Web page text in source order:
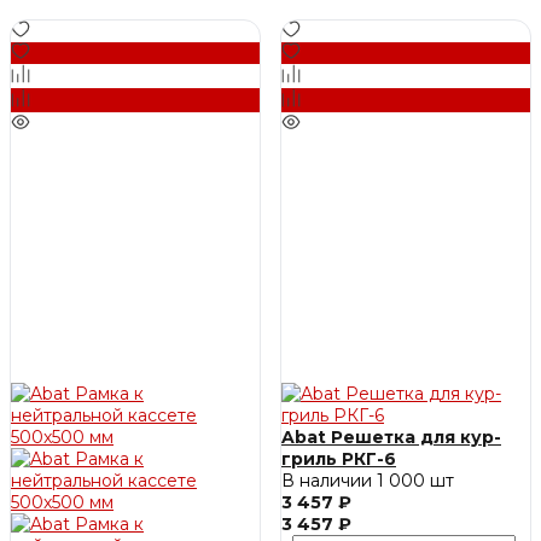
Abat Решетка для кур-
гриль РКГ-6
В наличии 1 000 шт
3 457 ₽
3 457 ₽